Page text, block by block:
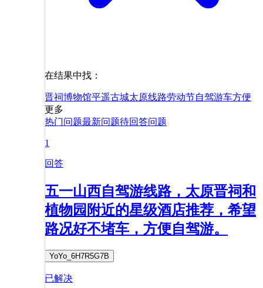
在结果中找：
晋祠博物馆平遥古城太原线路劳动节自驾游车方便
更多
热门问题最新问题待回答问题
1
回答
五一山西自驾游线路，太原晋祠和
植物园附近的星级酒店推荐，希望
路况好不堵车，方便自驾游。
YoYo_6H7R5G7B
已解决